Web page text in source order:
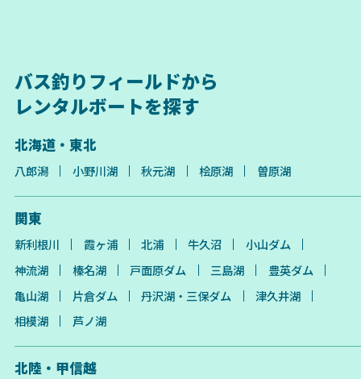
バス釣りフィールドから
レンタルボートを探す
北海道・東北
八郎潟 小野川湖 秋元湖 桧原湖 曽原湖
関東
新利根川 霞ヶ浦 北浦 牛久沼
小山ダム
神流湖
榛名湖 戸面原ダム 三島湖
豊英ダム
亀山湖
片倉ダム 丹沢湖・三保ダム
津久井湖
相模湖
芦ノ湖
北陸・甲信越